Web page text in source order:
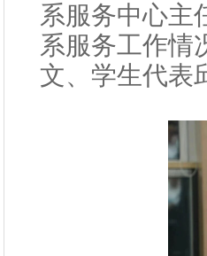
系服务中心主
系服务工作情
文、学生代表